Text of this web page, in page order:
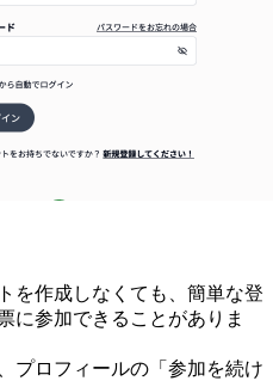
を作成しなくても、簡単な登
に参加できることがありま
プロフィールの「参加を続け